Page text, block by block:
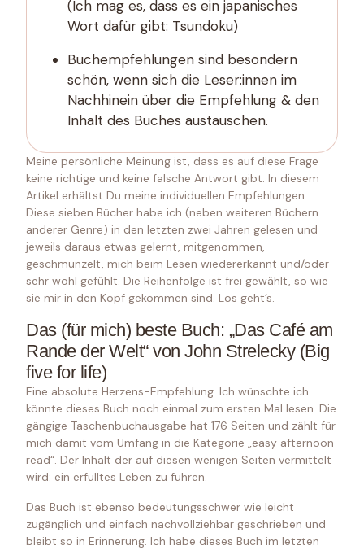
(Ich mag es, dass es ein japanisches
Wort dafür gibt: Tsundoku)
Buchempfehlungen sind besondern
schön, wenn sich die Leser:innen im
Nachhinein über die Empfehlung & den
Inhalt des Buches austauschen.
Meine persönliche Meinung ist, dass es auf diese Frage
keine richtige und keine falsche Antwort gibt. In diesem
Artikel erhältst Du meine individuellen Empfehlungen.
Diese sieben Bücher habe ich (neben weiteren Büchern
anderer Genre) in den letzten zwei Jahren gelesen und
jeweils daraus etwas gelernt, mitgenommen,
geschmunzelt, mich beim Lesen wiedererkannt und/oder
sehr wohl gefühlt. Die Reihenfolge ist frei gewählt, so wie
sie mir in den Kopf gekommen sind. Los geht’s.
Das (für mich) beste Buch: „Das Café am
Rande der Welt“ von John Strelecky (Big
five for life)
Eine absolute Herzens-Empfehlung. Ich wünschte ich
könnte dieses Buch noch einmal zum ersten Mal lesen. Die
gängige Taschenbuchausgabe hat 176 Seiten und zählt für
mich damit vom Umfang in die Kategorie „easy afternoon
read“. Der Inhalt der auf diesen wenigen Seiten vermittelt
wird: ein erfülltes Leben zu führen.
Das Buch ist ebenso bedeutungsschwer wie leicht
zugänglich und einfach nachvollziehbar geschrieben und
bleibt so in Erinnerung. Ich habe dieses Buch im letzten